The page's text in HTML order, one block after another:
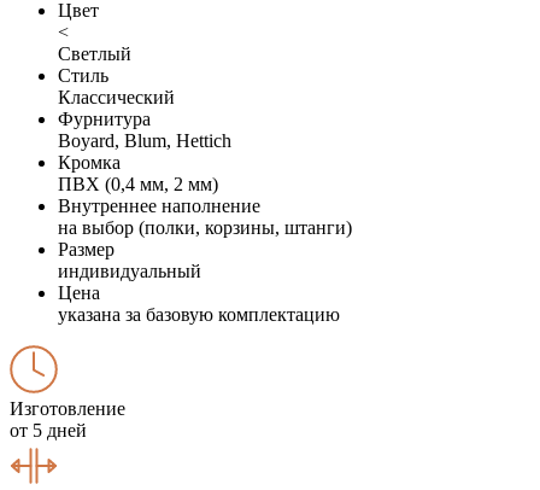
Цвет
<
Светлый
Стиль
Классический
Фурнитура
Boyard, Blum, Hettich
Кромка
ПВХ (0,4 мм, 2 мм)
Внутреннее наполнение
на выбор (полки, корзины, штанги)
Размер
индивидуальный
Цена
указана за базовую комплектацию
Изготовление
от 5 дней